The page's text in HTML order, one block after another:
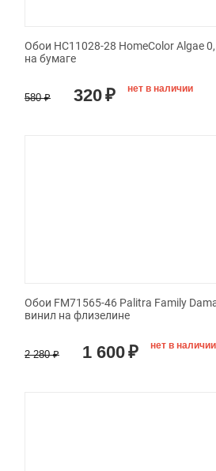
Обои HC11028-28 HomeColor Algae
на бумаге
580 ₽ 320₽ нет в наличии
Обои FM71565-46 Palitra Family
винил на флизелине
2 280 ₽ 1 600₽ нет в наличии